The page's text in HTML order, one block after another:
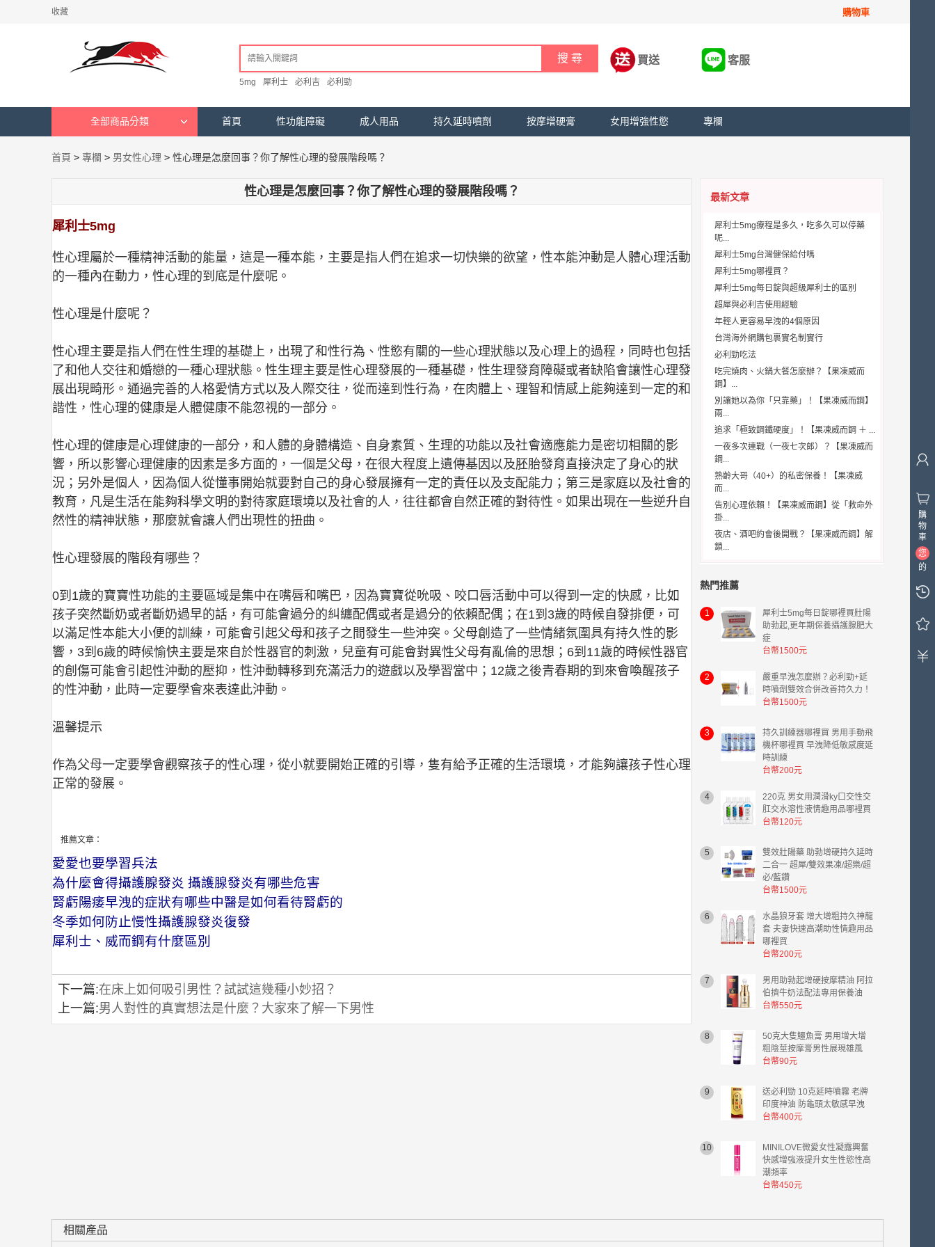
收藏 購物車
5mg 犀利士 必利吉 必利勁
買送 客服
全部商品分類 首頁 性功能障礙 成人用品 持久延時噴劑 按摩增硬膏 女用增強性慾 專欄
首頁 > 專欄 > 男女性心理 > 性心理是怎麼回事？你了解性心理的發展階段嗎？
性心理是怎麼回事？你了解性心理的發展階段嗎？
犀利士5mg
性心理屬於一種精神活動的能量，這是一種本能，主要是指人們在追求一切快樂的欲望，性本能沖動是人體心理活動
的一種內在動力，性心理的到底是什麼呢。
性心理是什麼呢？
性心理主要是指人們在性生理的基礎上，出現了和性行為、性慾有關的一些心理狀態以及心理上的過程，同時也包括
了和他人交往和婚戀的一種心理狀態。性生理主要是性心理發展的一種基礎，性生理發育障礙或者缺陷會讓性心理發
展出現畸形。通過完善的人格愛情方式以及人際交往，從而達到性行為，在肉體上、理智和情感上能夠達到一定的和
諧性，性心理的健康是人體健康不能忽視的一部分。
性心理的健康是心理健康的一部分，和人體的身體構造、自身素質、生理的功能以及社會適應能力是密切相關的影
響，所以影響心理健康的因素是多方面的，一個是父母，在很大程度上遺傳基因以及胚胎發育直接決定了身心的狀
況；另外是個人，因為個人從懂事開始就要對自己的身心發展擁有一定的責任以及支配能力；第三是家庭以及社會的
教育，凡是生活在能夠科學文明的對待家庭環境以及社會的人，往往都會自然正確的對待性。如果出現在一些逆升自
然性的精神狀態，那麼就會讓人們出現性的扭曲。
性心理發展的階段有哪些？
0到1歲的寶寶性功能的主要區域是集中在嘴唇和嘴巴，因為寶寶從吮吸、咬口唇活動中可以得到一定的快感，比如
孩子突然斷奶或者斷奶過早的話，有可能會過分的糾纏配偶或者是過分的依賴配偶；在1到3歲的時候自發排便，可
以滿足性本能大小便的訓練，可能會引起父母和孩子之間發生一些沖突。父母創造了一些情緒氛圍具有持久性的影
響，3到6歲的時候愉快主要是來自於性器官的刺激，兒童有可能會對異性父母有亂倫的思想；6到11歲的時候性器官
的創傷可能會引起性沖動的壓抑，性沖動轉移到充滿活力的遊戲以及學習當中；12歲之後青春期的到來會喚醒孩子
的性沖動，此時一定要學會來表達此沖動。
溫馨提示
作為父母一定要學會觀察孩子的性心理，從小就要開始正確的引導，隻有給予正確的生活環境，才能夠讓孩子性心理
正常的發展。
推薦文章：
愛愛也要學習兵法
為什麼會得攝護腺發炎 攝護腺發炎有哪些危害
腎虧陽痿早洩的症狀有哪些中醫是如何看待腎虧的
冬季如何防止慢性攝護腺發炎復發
犀利士、威而鋼有什麼區別
下一篇:在床上如何吸引男性？試試這幾種小妙招？
上一篇:男人對性的真實想法是什麼？大家來了解一下男性
最新文章
犀利士5mg療程是多久，吃多久可以停藥
呢...
犀利士5mg台灣健保給付嗎
犀利士5mg哪裡買？
犀利士5mg每日錠與超級犀利士的區別
超犀與必利吉使用經驗
年輕人更容易早洩的4個原因
台灣海外網購包裹實名制實行
必利勁吃法
吃完燒肉、火鍋大餐怎麼辦？【果凍威而
鋼】...
別讓她以為你「只靠藥」！【果凍威而鋼】
兩...
追求「極致鋼鐵硬度」！【果凍威而鋼 ＋ ...
一夜多次連戰（一夜七次郎）？【果凍威而
鋼...
熟齡大哥（40+）的私密保養！【果凍威
而...
告別心理依賴！【果凍威而鋼】從「救命外
掛...
夜店、酒吧約會後開戰？【果凍威而鋼】解
鎖...
熱門推薦
1
犀利士5mg每日錠哪裡買壯陽
助勃起,更年期保養攝護腺肥大
症
台幣1500元
2
嚴重早洩怎麼辦？必利勁+延
時噴劑雙效合併改善持久力！
台幣1500元
3
持久訓練器哪裡買 男用手動飛
機杯哪裡買 早洩降低敏感度延
時訓練
台幣200元
4
220克 男女用潤滑ky口交性交
肛交水溶性液情趣用品哪裡買
台幣120元
5
雙效壯陽藥 助勃增硬持久延時
二合一 超犀/雙效果凍/超樂/超
必/藍鑽
台幣1500元
6
水晶狼牙套 增大增粗持久神龍
套 夫妻快速高潮助性情趣用品
哪裡買
台幣200元
7
男用助勃起增硬按摩精油 阿拉
伯擠牛奶法配法專用保養油
台幣550元
8
50克大隻鱷魚膏 男用增大增
粗陰莖按摩膏男性展現雄風
台幣90元
9
送必利勁 10克延時噴霧 老牌
印度神油 防龜頭太敏感早洩
台幣400元
10
MINILOVE微愛女性凝露興奮
快感增強液提升女生性慾性高
潮頻率
台幣450元
相關產品
購
物
車
您
的
物
中
0
件